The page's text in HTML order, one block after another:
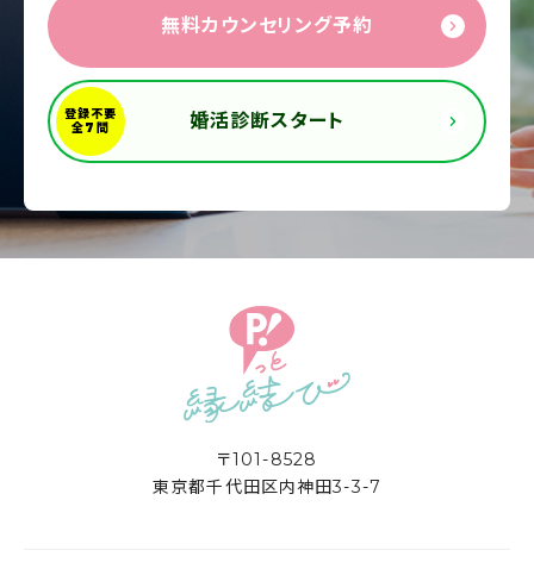
無料カウンセリング予約
婚活診断スタート
〒101-8528
東京都千代田区内神田3-3-7